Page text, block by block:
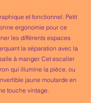
et fonctionnel. Petit
ergonomie pour ce
les différents espaces
la séparation avec la
à manger. Cet escalier
qui illumine la pièce, ou
jaune moutarde en
touche vintage.